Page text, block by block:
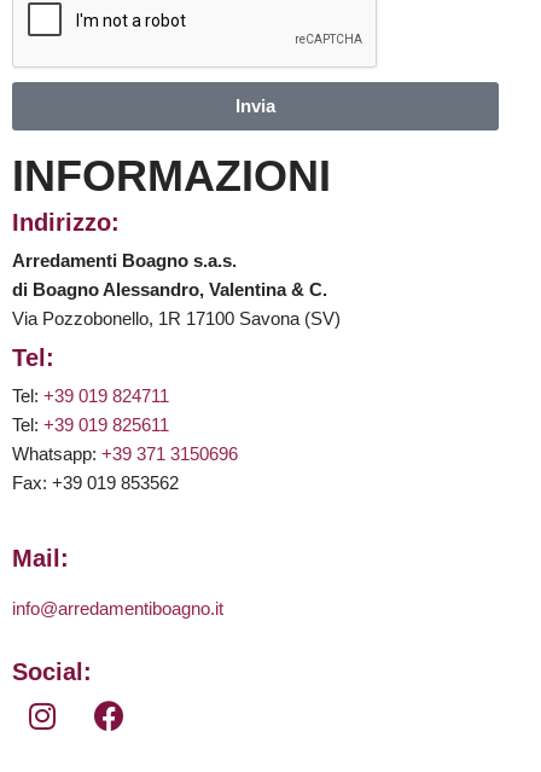
Invia
INFORMAZIONI
Indirizzo:
Arredamenti Boagno s.a.s.
di Boagno Alessandro, Valentina & C.
Via Pozzobonello, 1R 17100 Savona (SV)
Tel:
Tel: +39 019 824711
Tel: +39 019 825611
Whatsapp: +39 371 3150696
Fax: +39 019 853562
Mail:
info@arredamentiboagno.it
Social: